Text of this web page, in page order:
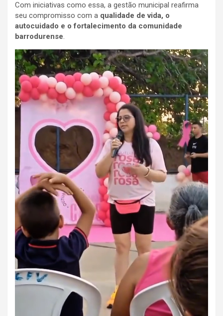
Com iniciativas como essa, a gestão municipal reafirma
seu compromisso com a qualidade de vida, o
autocuidado e o fortalecimento da comunidade
barrodurense.